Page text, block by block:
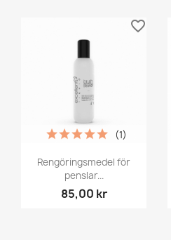
Rengöringsmedel för
penslar...
85,00 kr
(1)
favorite_border